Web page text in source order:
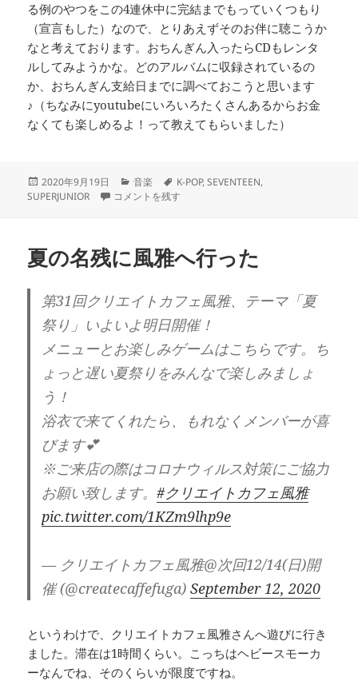
る例のやつをこの4連休中に完結までもっていくつもり
（宣言もした）なので、とりあえずそのお伴に聴こうか
なと考えております。おちんぎん入ったらCDもレンタ
ルしてみようかな。どのアルバムに収録されているの
か、おちんぎん支給日までに調べておこうと思います
♪（ちなみにyoutubeにいろいろたくさんあるからお金
なくても楽しめるよ！って教えてもらいました）
投
稿
2020年9月19日
カ
テ
音楽
タ
グ
K-POP,SEVENTEEN,
SUPERJUNIOR
K-POPがキニナル に
コメントを残す
夏の名残に風雅へ行った
第31回クリエイトカフェ風雅、テーマ「夏
祭り」いよいよ明日開催！
メニューとお楽しみゲームはこちらです。ち
ょっと遅い夏祭りをみんなで楽しみましょ
う！
浴衣で来てくれたら、もれなくメンバーが喜
びます💕
※ご来店の際はコロナウィルス対策にご協力
お願い致します。#クリエイトカフェ風雅
pic.twitter.com/1KZm9lhp9e
— クリエイトカフェ風雅@次回12/14(日)開
催 (@createcaffefuga)September 12, 2020
というわけで、クリエイトカフェ風雅さんへ遊びに行き
ました。滞在は1時間くらい。こっちはヘビースモーカ
ーなんでね、そのくらいが限度ですね。